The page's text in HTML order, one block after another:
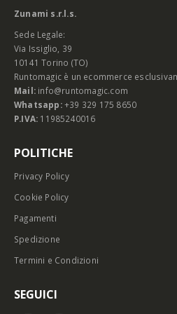
Zunami s.r.l.s.
Sede Legale:
Via Issiglio, 39
10141 Torino (TO)
Runtomagic è un ecommerce
Mail: info@runtomagic.com
Whatsapp: +39 329 175 8650
P.IVA: 11985240016
POLITICHE
Privacy Policy
Cookie Policy
Pagamenti
Spedizione
Termini e Condizioni
SEGUICI